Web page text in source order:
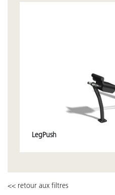
LegPush
<< retour aux filtres